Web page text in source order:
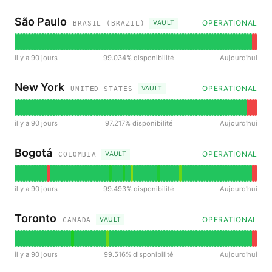
São Paulo BRASIL (BRAZIL) VAULT OPERATIONAL
il y a 90 jours 99.034% disponibilité Aujourd'hui
New York UNITED STATES VAULT OPERATIONAL
il y a 90 jours 97.217% disponibilité Aujourd'hui
Bogotá COLOMBIA VAULT OPERATIONAL
il y a 90 jours 99.493% disponibilité Aujourd'hui
Toronto CANADA VAULT OPERATIONAL
il y a 90 jours 99.516% disponibilité Aujourd'hui